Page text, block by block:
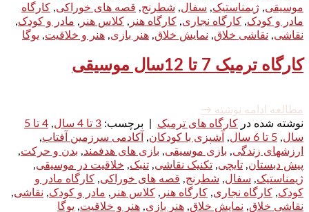
موسیقی, ژیمناستیک, سفال, شطرنج, قصه های خوراکی, کارگاه
مادر و کودک, کارگاه نجاری, کارگاه هنر , کلاس هنر , مادر و کودک,
نقاشی, نقاشی خلاق, نمایش خلاق, هنر بازی, هنر و خلاقیت, یوگا
کارگاه ترمیک 7 تا 12سال موسیقی
مطالعه ادامه نوشته →
نوشته شده در کارگاه های ترمیک برچسب: 3 تا 4 سال ,
4 تا 5
سال, 5 تا 6 سال , آشپزی با کودکان, آکادمی سرزمین آفتاب,
ارزشهای زندگی, بازی موسیقی, بازی های هدفمند, بدن و حرکت,
پیش دبستان, تایچی, تکنیک نقاشی, تنبک, خلاقیت در موسیقی,
ژیمناستیک, سفال, شطرنج, قصه های خوراکی, کارگاه مادر و
کودک, کارگاه نجاری, کارگاه هنر , کلاس هنر , مادر و کودک, نقاشی,
نقاشی خلاق, نمایش خلاق, هنر بازی, هنر و خلاقیت, یوگا